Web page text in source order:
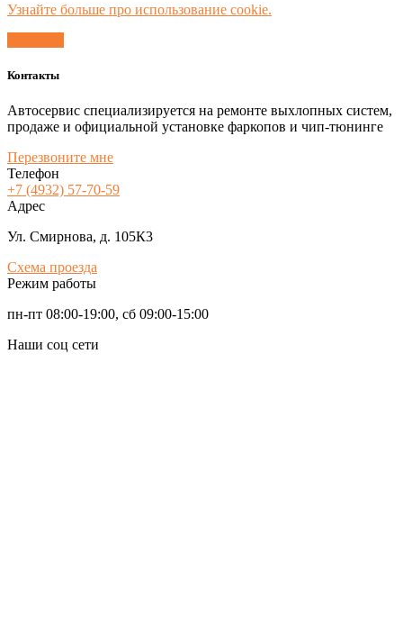
Узнайте больше про использование cookie.
Контакты
Автосервис специализируется на ремонте выхлопных систем,
продаже и официальной установке фаркопов и чип-тюнинге
Перезвоните мне
Телефон
+7 (4932) 57-70-59
Адрес
Ул. Смирнова, д. 105К3
Схема проезда
Режим работы
пн-пт 08:00-19:00, сб 09:00-15:00
Наши соц сети